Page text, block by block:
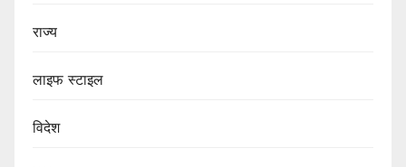
राज्य
लाइफ स्टाइल
विदेश